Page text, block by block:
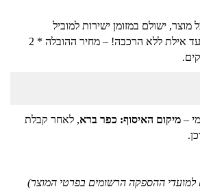
הובלות דרומה מירוחם ועד אילת ללא הרכבה! – מחיר ההובלה * 2
– מיקום האיסוף: כפר ברא, לאחר קבלת
ההספקה הרשומים בפרטי המוצר)